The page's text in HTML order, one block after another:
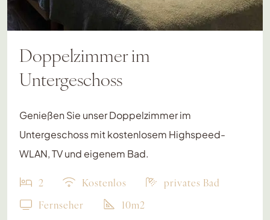
Doppelzimmer im
Untergeschoss
Genießen Sie unser Doppelzimmer im
Untergeschoss mit kostenlosem Highspeed-
WLAN, TV und eigenem Bad.
2 Kostenlos
privates Bad
Fernseher
10m2